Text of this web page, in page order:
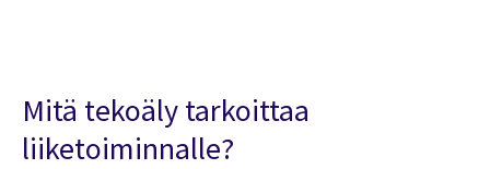
Mitä tekoäly tarkoittaa
liiketoiminnalle?